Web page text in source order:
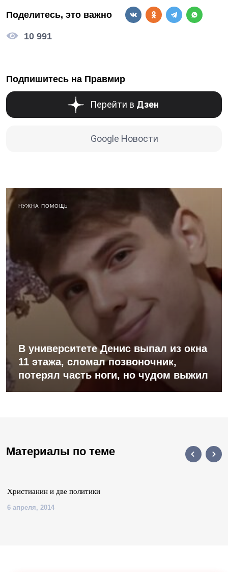
Поделитесь, это важно
10 991
Подпишитесь на Правмир
Перейти в Дзен
Google Новости
НУЖНА ПОМОЩЬ
В университете Денис выпал из окна
11 этажа, сломал позвоночник,
потерял часть ноги, но чудом выжил
Материалы по теме
Христианин и две политики
6 апреля, 2014